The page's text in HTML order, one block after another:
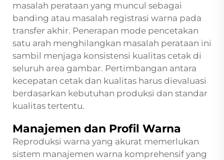
masalah perataan yang muncul sebagai
banding atau masalah registrasi warna pada
transfer akhir. Penerapan mode pencetakan
satu arah menghilangkan masalah perataan ini
sambil menjaga konsistensi kualitas cetak di
seluruh area gambar. Pertimbangan antara
kecepatan cetak dan kualitas harus dievaluasi
berdasarkan kebutuhan produksi dan standar
kualitas tertentu.
Manajemen dan Profil Warna
Reproduksi warna yang akurat memerlukan
sistem manajemen warna komprehensif yang